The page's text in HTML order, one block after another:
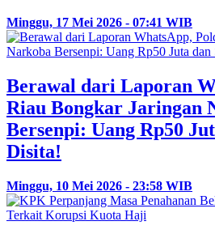
Minggu, 17 Mei 2026 - 07:41 WIB
Berawal dari Laporan
Riau Bongkar Jaringan
Bersenpi: Uang Rp50
Disita!
Minggu, 10 Mei 2026 - 23:58 WIB